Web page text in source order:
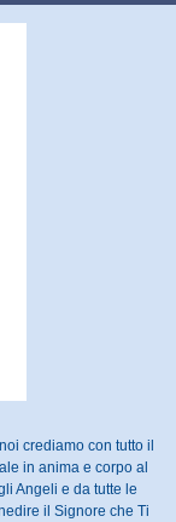
crediamo con tutto il
in anima e corpo al
Angeli e da tutte le
il Signore che Ti